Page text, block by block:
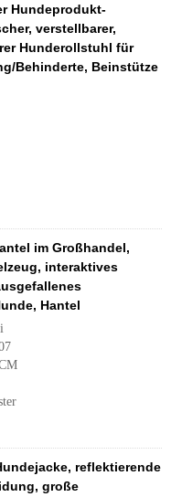
Hundeprodukt-
verstellbarer,
Hunderollstuhl für
Behinderte, Beinstütze
im Großhandel,
interaktives
Hantel
reflektierende
große